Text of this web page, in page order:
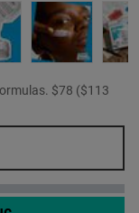
$78 ($113
is out of stock,